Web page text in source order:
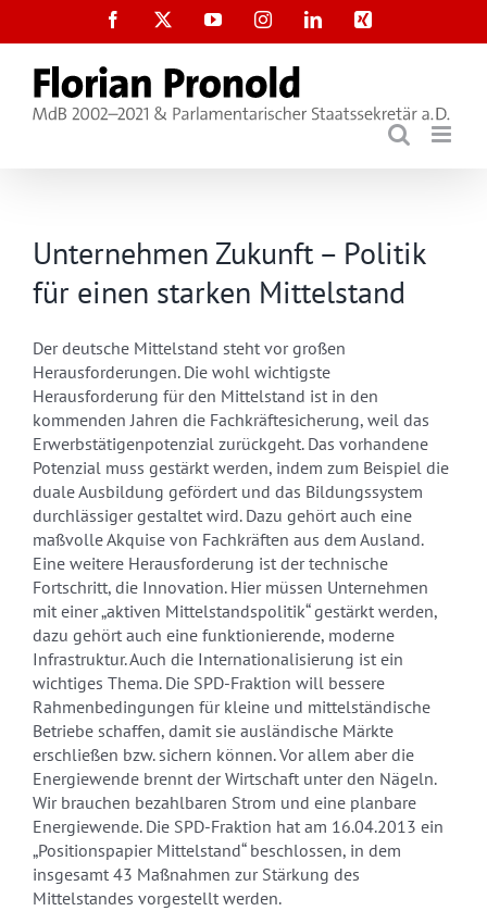
Facebook YouTubeInstagramLinkedInXing
Unternehmen Zukunft – Politik
für einen starken Mittelstand
Der deutsche Mittelstand steht vor großen
Herausforderungen. Die wohl wichtigste
Herausforderung für den Mittelstand ist in den
kommenden Jahren die Fachkräftesicherung, weil das
Erwerbstätigenpotenzial zurückgeht. Das vorhandene
Potenzial muss gestärkt werden, indem zum Beispiel die
duale Ausbildung gefördert und das Bildungssystem
durchlässiger gestaltet wird. Dazu gehört auch eine
maßvolle Akquise von Fachkräften aus dem Ausland.
Eine weitere Herausforderung ist der technische
Fortschritt, die Innovation. Hier müssen Unternehmen
mit einer „aktiven Mittelstandspolitik“ gestärkt werden,
dazu gehört auch eine funktionierende, moderne
Infrastruktur. Auch die Internationalisierung ist ein
wichtiges Thema. Die SPD-Fraktion will bessere
Rahmenbedingungen für kleine und mittelständische
Betriebe schaffen, damit sie ausländische Märkte
erschließen bzw. sichern können. Vor allem aber die
Energiewende brennt der Wirtschaft unter den Nägeln.
Wir brauchen bezahlbaren Strom und eine planbare
Energiewende. Die SPD-Fraktion hat am 16.04.2013 ein
„Positionspapier Mittelstand“ beschlossen, in dem
insgesamt 43 Maßnahmen zur Stärkung des
Mittelstandes vorgestellt werden.